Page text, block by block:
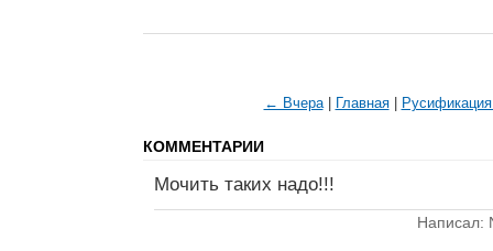
← Вчера| Главная|
КОММЕНТАРИИ
Мочить таких надо!!!
Написал: